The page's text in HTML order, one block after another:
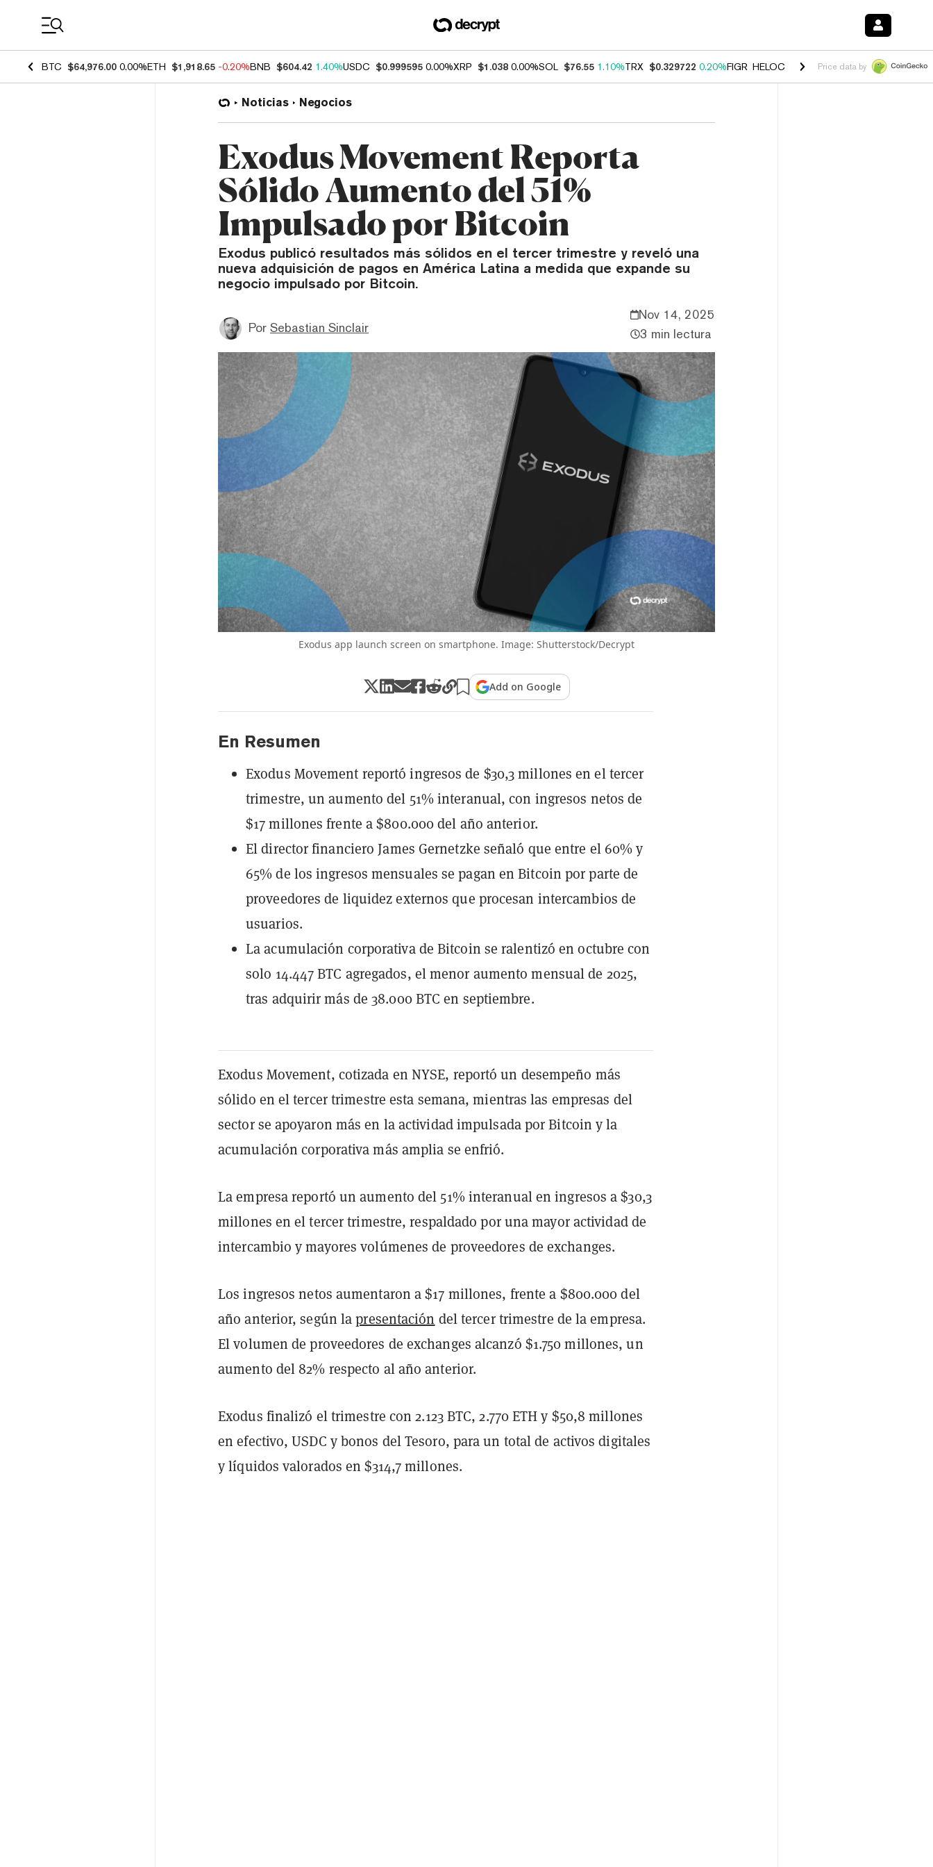
BTC $64,976.00 0.00%ETH $1,918.65 -0.20%BNB $604.42 1.40%USDC $0.999595 0.00%XRP $1.038 0.00%SOL $76.55 1.10%TRX $0.329722 0.20%FIGR_HELOC $1.001 -2.70%HYPE $54.40 -
Price data by
Noticias Negocios
Exodus Movement Reporta
Sólido Aumento del 51%
Impulsado por Bitcoin
Exodus publicó resultados más sólidos en el tercer trimestre y reveló una
nueva adquisición de pagos en América Latina a medida que expande su
negocio impulsado por Bitcoin.
Por Sebastian Sinclair
Nov 14, 2025
3 min lectura
Exodus app launch screen on smartphone. Image: Shutterstock/Decrypt
Add on Google
En Resumen
Exodus Movement reportó ingresos de $30,3 millones en el tercer
trimestre, un aumento del 51% interanual, con ingresos netos de
$17 millones frente a $800.000 del año anterior.
El director financiero James Gernetzke señaló que entre el 60% y
65% de los ingresos mensuales se pagan en Bitcoin por parte de
proveedores de liquidez externos que procesan intercambios de
usuarios.
La acumulación corporativa de Bitcoin se ralentizó en octubre con
solo 14.447 BTC agregados, el menor aumento mensual de 2025,
tras adquirir más de 38.000 BTC en septiembre.
Exodus Movement, cotizada en NYSE, reportó un desempeño más
sólido en el tercer trimestre esta semana, mientras las empresas del
sector se apoyaron más en la actividad impulsada por Bitcoin y la
acumulación corporativa más amplia se enfrió.
La empresa reportó un aumento del 51% interanual en ingresos a $30,3
millones en el tercer trimestre, respaldado por una mayor actividad de
intercambio y mayores volúmenes de proveedores de exchanges.
Los ingresos netos aumentaron a $17 millones, frente a $800.000 del
año anterior, según lapresentación del tercer trimestre de la empresa.
El volumen de proveedores de exchanges alcanzó $1.750 millones, un
aumento del 82% respecto al año anterior.
Exodus finalizó el trimestre con 2.123 BTC, 2.770 ETH y $50,8 millones
en efectivo, USDC y bonos del Tesoro, para un total de activos digitales
y líquidos valorados en $314,7 millones.